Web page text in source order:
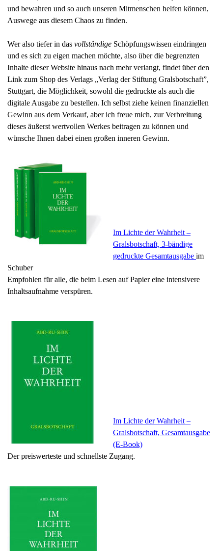
und bewahren und so auch unseren Mitmenschen helfen können,
Auswege aus diesem Chaos zu finden.
Wer also tiefer in das vollständige Schöpfungswissen eindringen
und es sich zu eigen machen möchte, also über die begrenzten
Inhalte dieser Website hinaus nach mehr verlangt, findet über den
Link zum Shop des Verlags „Verlag der Stiftung Gralsbotschaft”,
Stuttgart, die Möglichkeit, sowohl die gedruckte als auch die
digitale Ausgabe zu bestellen. Ich selbst ziehe keinen finanziellen
Gewinn aus dem Verkauf, aber ich freue mich, zur Verbreitung
dieses äußerst wertvollen Werkes beitragen zu können und
wünsche Ihnen dabei einen großen inneren Gewinn.
Im Lichte der Wahrheit –
Gralsbotschaft, 3-bändige
gedruckte Gesamtausgabe im
Schuber
Empfohlen für alle, die beim Lesen auf Papier eine intensivere
Inhaltsaufnahme verspüren.
Im Lichte der Wahrheit –
Gralsbotschaft, Gesamtausgabe
(E-Book)
Der preiswerteste und schnellste Zugang.